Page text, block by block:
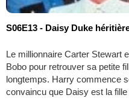
S06E13 - Daisy Duke
Le millionnaire Carter Stewart
Bobo pour retrouver sa petite
longtemps. Harry commence
convaincu que Daisy est la fille